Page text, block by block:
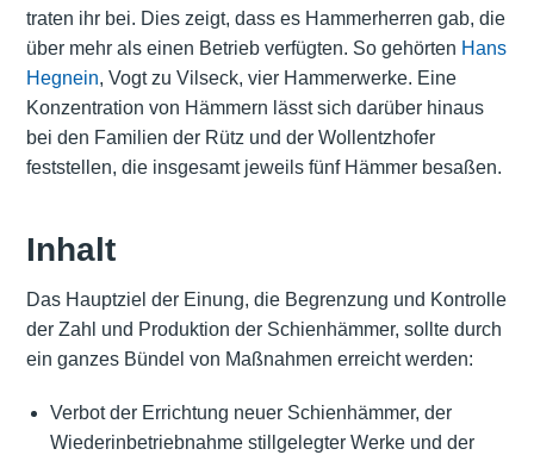
traten ihr bei. Dies zeigt, dass es Hammerherren gab, die
über mehr als einen Betrieb verfügten. So gehörten Hans
Hegnein, Vogt zu Vilseck, vier Hammerwerke. Eine
Konzentration von Hämmern lässt sich darüber hinaus
bei den Familien der Rütz und der Wollentzhofer
feststellen, die insgesamt jeweils fünf Hämmer besaßen.
Inhalt
Das Hauptziel der Einung, die Begrenzung und Kontrolle
der Zahl und Produktion der Schienhämmer, sollte durch
ein ganzes Bündel von Maßnahmen erreicht werden:
Verbot der Errichtung neuer Schienhämmer, der
Wiederinbetriebnahme stillgelegter Werke und der